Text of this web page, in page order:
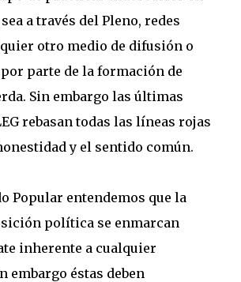
a través del Pleno, redes
otro medio de difusión o
parte de la formación de
Sin embargo las últimas
rebasan todas las líneas rojas
y el sentido común.
Popular entendemos que la
política se enmarcan
inherente a cualquier
embargo éstas deben